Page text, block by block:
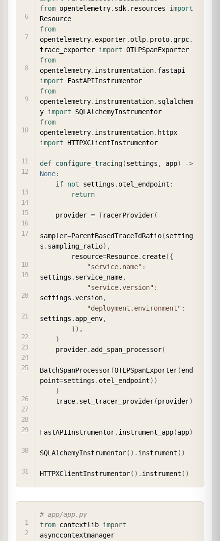
from opentelemetry. sdk. resources import
from
opentelemetry. exporter. otlp. proto. grpc.
trace_exporter import
from
opentelemetry. instrumentation.
import
from
opentelemetry. instrumentation. sqlalchem
y import
from
opentelemetry. instrumentation.
import HTTPXClientInstrumentor
def configure_tracing(settings , app) ->
None:
if not settings . otel_endpoint :
return
    provider
= TracerProvider(
sampler=ParentBasedTraceIdRatio(setting
s . sampling_ratio) ,
        resource
=Resource. create({
"service.name" :
settings . service_name,
"service.version" :
settings .version,
"deployment.environment" :
settings . app_env,
}) ,
)
    provider
. add_span_processor(
BatchSpanProcessor(OTLPSpanExporter(end
point=settings . otel_endpoint) )
)
    trace
. set_tracer_provider(provider)
FastAPIInstrumentor. instrument_app(app)
SQLAlchemyInstrumentor( ) . instrument ( )
HTTPXClientInstrumentor( ) . instrument ( )
# app/app.py
from contextlib import